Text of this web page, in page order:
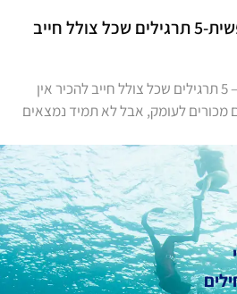
אימון יבש לצלילה חופשית-5 תרגילים שכל צולל חייב
אימון יבש לצלילה חופשית – 5 תרגילים שכל צולל חייב להכיר אין
מכורים לעומק, אבל לא תמיד נמצאים